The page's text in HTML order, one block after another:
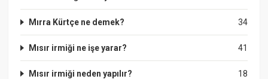
34
Mırra Kürtçe ne demek?
41
Mısır irmiği ne işe yarar?
18
Mısır irmiği neden yapılır?